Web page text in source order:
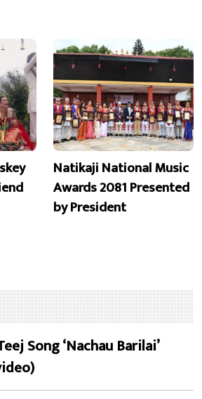
Natikaji National Music
Awards 2081 Presented
by President
Song ‘Nachau Barilai’